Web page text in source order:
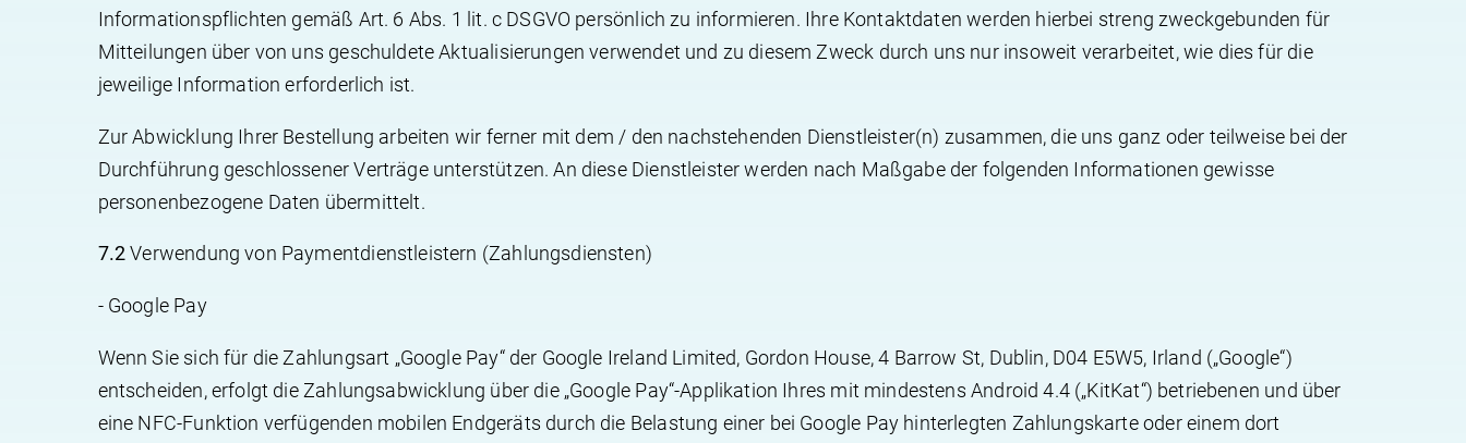
Informationspflichten gemäß Art. 6 Abs. 1 lit. c DSGVO persönlich zu informieren. Ihre Kontaktdaten werden hierbei streng zweckgebunden für
Mitteilungen über von uns geschuldete Aktualisierungen verwendet und zu diesem Zweck durch uns nur insoweit verarbeitet, wie dies für die
jeweilige Information erforderlich ist.
Zur Abwicklung Ihrer Bestellung arbeiten wir ferner mit dem / den nachstehenden Dienstleister(n) zusammen, die uns ganz oder teilweise bei der
Durchführung geschlossener Verträge unterstützen. An diese Dienstleister werden nach Maßgabe der folgenden Informationen gewisse
personenbezogene Daten übermittelt.
7.2 Verwendung von Paymentdienstleistern (Zahlungsdiensten)
- Google Pay
Wenn Sie sich für die Zahlungsart „Google Pay“ der Google Ireland Limited, Gordon House, 4 Barrow St, Dublin, D04 E5W5, Irland („Google“)
entscheiden, erfolgt die Zahlungsabwicklung über die „Google Pay“-Applikation Ihres mit mindestens Android 4.4 („KitKat“) betriebenen und über
eine NFC-Funktion verfügenden mobilen Endgeräts durch die Belastung einer bei Google Pay hinterlegten Zahlungskarte oder einem dort